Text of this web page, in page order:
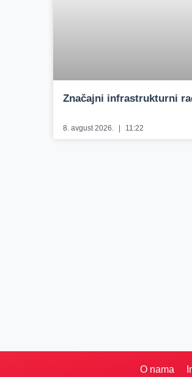
Značajni infrastrukturni
8. avgust 2026. 11:22
O nama